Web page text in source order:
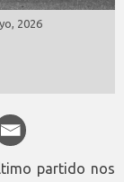
2026
partido nos